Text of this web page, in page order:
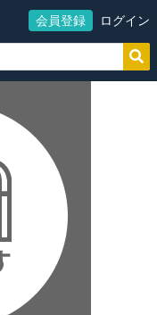
会員登録 ログイン